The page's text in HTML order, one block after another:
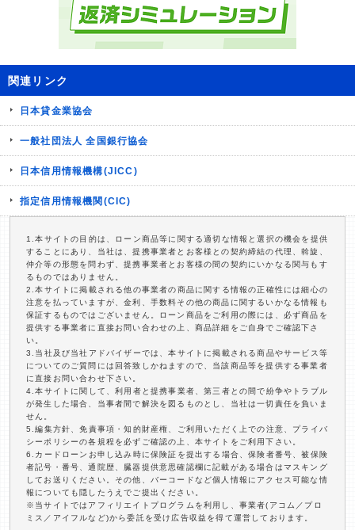
関連リンク
日本貸金業協会
一般社団法人 全国銀行協会
日本信用情報機構(JICC)
指定信用情報機関(CIC)
1.本サイトの目的は、ローン商品等に関する適切な情報と選択の機会を提供
することにあり、当社は、提携事業者とお客様との契約締結の代理、斡旋、
仲介等の形態を問わず、提携事業者とお客様の間の契約にいかなる関与もす
るものではありません。
2.本サイトに掲載される他の事業者の商品に関する情報の正確性には細心の
注意を払っていますが、金利、手数料その他の商品に関するいかなる情報も
保証するものではございません。ローン商品をご利用の際には、必ず商品を
提供する事業者に直接お問い合わせの上、商品詳細をご自身でご確認下さ
い。
3.当社及び当社アドバイザーでは、本サイトに掲載される商品やサービス等
についてのご質問には回答致しかねますので、当該商品等を提供する事業者
に直接お問い合わせ下さい。
4.本サイトに関して、利用者と提携事業者、第三者との間で紛争やトラブル
が発生した場合、当事者間で解決を図るものとし、当社は一切責任を負いま
せん。
5.編集方針、免責事項・知的財産権、ご利用いただく上での注意、プライバ
シーポリシーの各規程を必ずご確認の上、本サイトをご利用下さい。
6.カードローンお申し込み時に保険証を提出する場合、保険者番号、被保険
者記号・番号、通院歴、臓器提供意思確認欄に記載がある場合はマスキング
してお送りください。その他、バーコードなど個人情報にアクセス可能な情
報についても隠したうえでご提出ください。
※当サイトではアフィリエイトプログラムを利用し、事業者(アコム／プロ
ミス／アイフルなど)から委託を受け広告収益を得て運営しております。